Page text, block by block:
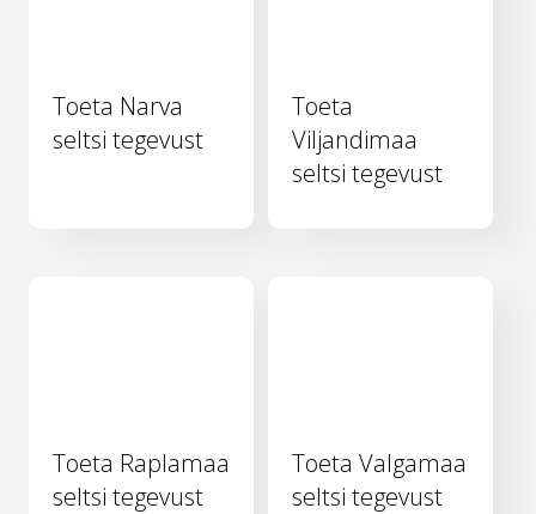
Toeta Narva
seltsi tegevust
Toeta
Viljandimaa
seltsi tegevust
Toeta Raplamaa
seltsi tegevust
Toeta Valgamaa
seltsi tegevust